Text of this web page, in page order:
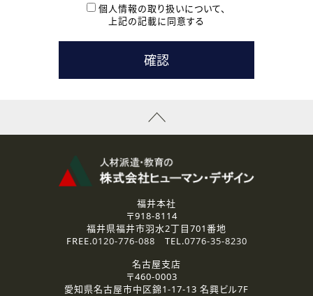
本登録に関するご連絡および本登録時の参考情報として利
たします。
( 3 ) スタッフ派遣を検討されている企業の皆様
お問い合わせの内容に回答するために利用いたします。
なお、ご連絡手段は、電話・Ｅメールのいずれかの方法とい
資料送付、受講相談に関するご連絡のために利用いたしま
その他、お問い合わせの内容に回答するために利用いたし
なお、ご連絡手段は、電話・Ｅメールのいずれかの方法とい
2.個人情報の第三者提供
ご提供いただいた個人情報は、法令等の規定に従う場合を除き、
3.個人情報の取り扱いの委託
弊社の定める個人情報保護の評価基準を満たした委託先に、個
個人情報の取り扱いについて、
上記の記載に同意する
福井本社
〒918-8114
福井県福井市羽水2丁目701番地
FREE.0120-776-088 TEL.0776-35-8230
名古屋支店
〒460-0003
愛知県名古屋市中区錦1-17-13 名興ビル7F